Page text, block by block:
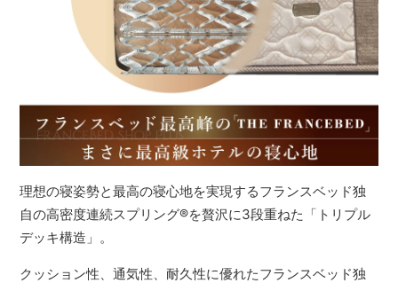
理想の寝姿勢と最高の寝心地を実現するフランスベッド独
自の高密度連続スプリング®を贅沢に3段重ねた「トリプル
デッキ構造」。
クッション性、通気性、耐久性に優れたフランスベッド独